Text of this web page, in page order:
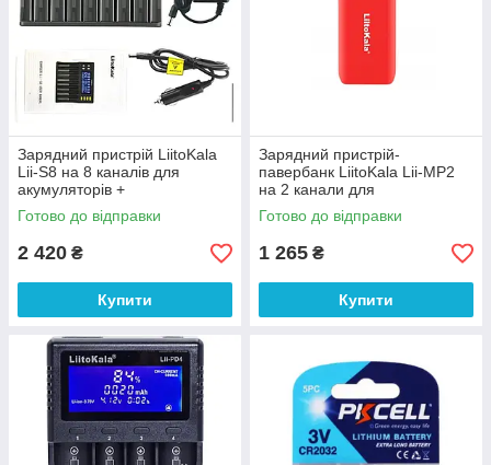
Зарядний пристрій LiitoKala
Lii-S8 на 8 каналів для
акумуляторів +
автомобільний кабель
Готово до відправки
2 420 ₴
Купити
Зарядний пристрій-
павербанк LiitoKala Lii-MP2
на 2 канали для
акумуляторів, червоний
Готово до відправки
1 265 ₴
Купити